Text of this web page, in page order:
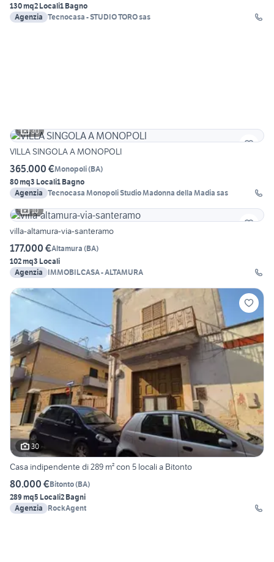
130 mq2 Locali1 Bagno
Agenzia Tecnocasa - STUDIO TORO sas
30
VILLA SINGOLA A MONOPOLI
365.000 €Monopoli(BA)
80 mq3 Locali1 Bagno
Agenzia Tecnocasa Monopoli Studio Madonna della Madia sas
10
villa-altamura-via-santeramo
177.000 €Altamura (BA)
102 mq3 Locali
Agenzia
IMMOBILCASA - ALTAMURA
30
Casa indipendente di 289 m² con 5 locali a Bitonto
80.000 €Bitonto(BA)
289 mq5 Locali2 Bagni
Agenzia
RockAgent